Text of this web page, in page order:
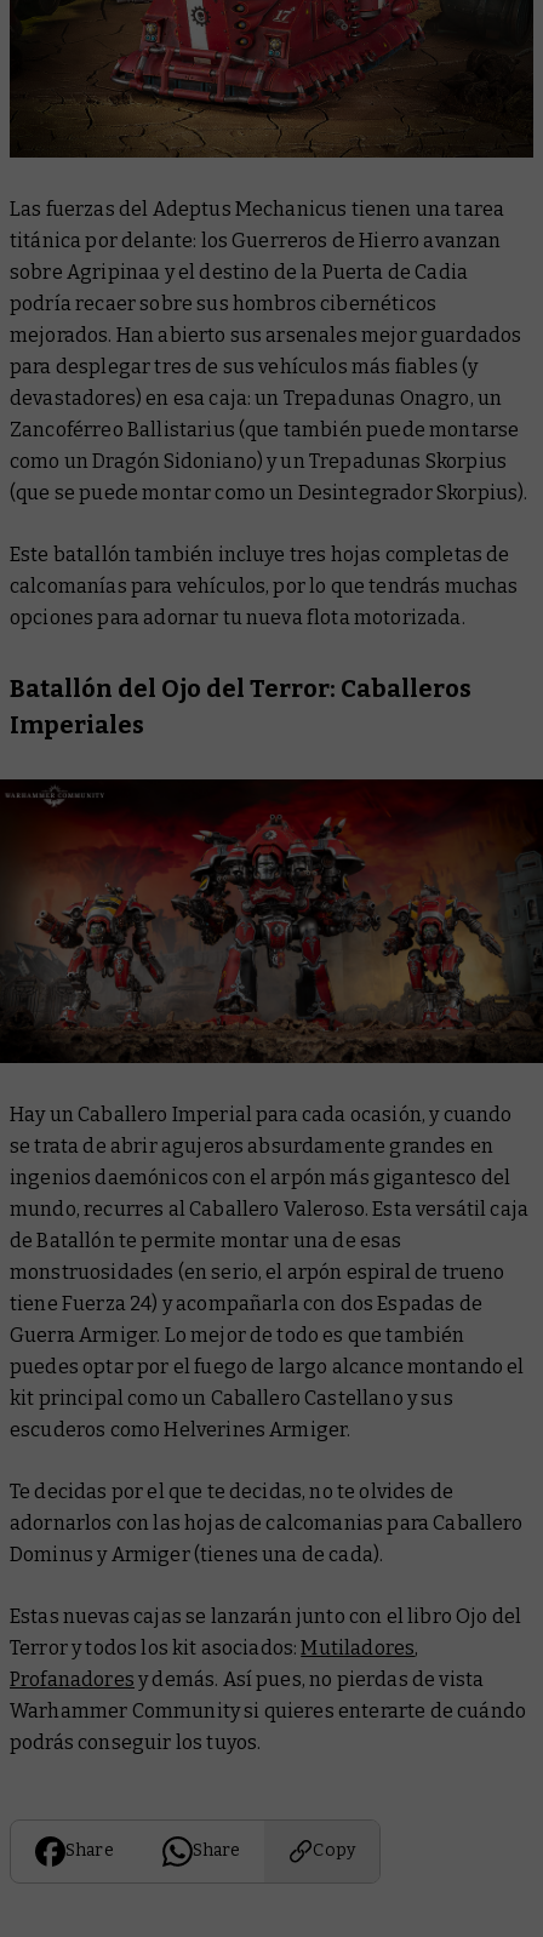
Las fuerzas del Adeptus Mechanicus tienen una tarea
titánica por delante: los Guerreros de Hierro avanzan
sobre Agripinaa y el destino de la Puerta de Cadia
podría recaer sobre sus hombros cibernéticos
mejorados. Han abierto sus arsenales mejor guardados
para desplegar tres de sus vehículos más fiables (y
devastadores) en esa caja: un Trepadunas Onagro, un
Zancoférreo Ballistarius (que también puede montarse
como un Dragón Sidoniano) y un Trepadunas Skorpius
(que se puede montar como un Desintegrador Skorpius).
Este batallón también incluye tres hojas completas de
calcomanías para vehículos, por lo que tendrás muchas
opciones para adornar tu nueva flota motorizada.
Batallón del Ojo del Terror: Caballeros
Imperiales
Hay un Caballero Imperial para cada ocasión, y cuando
se trata de abrir agujeros absurdamente grandes en
ingenios daemónicos con el arpón más gigantesco del
mundo, recurres al Caballero Valeroso. Esta versátil caja
de Batallón te permite montar una de esas
monstruosidades (en serio, el arpón espiral de trueno
tiene Fuerza 24) y acompañarla con dos Espadas de
Guerra Armiger. Lo mejor de todo es que también
puedes optar por el fuego de largo alcance montando el
kit principal como un Caballero Castellano y sus
escuderos como Helverines Armiger.
Te decidas por el que te decidas, no te olvides de
adornarlos con las hojas de calcomanias para Caballero
Dominus y Armiger (tienes una de cada).
Estas nuevas cajas se lanzarán junto con el libro Ojo del
Terrory todos los kit asociados:Mutiladores,
Profanadores y demás. Así pues, no pierdas de vista
Warhammer Community si quieres enterarte de cuándo
podrás conseguir los tuyos.
Share Share Copy